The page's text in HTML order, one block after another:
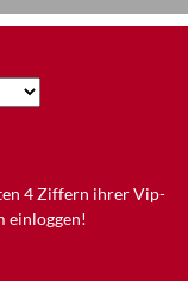
4 Ziffern ihrer Vip-
einloggen!